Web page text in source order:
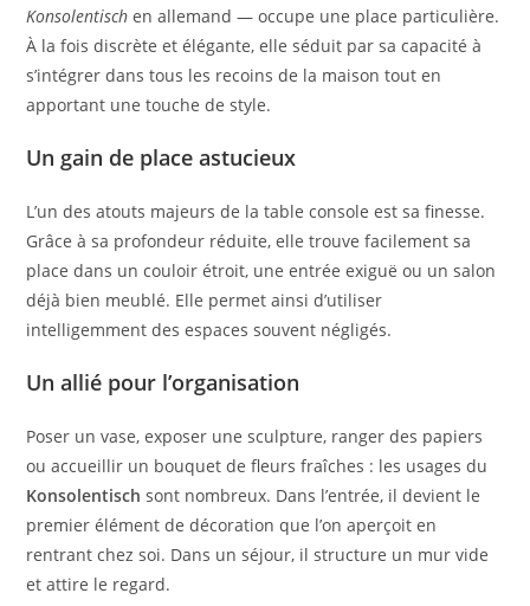
Konsolentisch en allemand — occupe une place particulière.
À la fois discrète et élégante, elle séduit par sa capacité à
s’intégrer dans tous les recoins de la maison tout en
apportant une touche de style.
Un gain de place astucieux
L’un des atouts majeurs de la table console est sa finesse.
Grâce à sa profondeur réduite, elle trouve facilement sa
place dans un couloir étroit, une entrée exiguë ou un salon
déjà bien meublé. Elle permet ainsi d’utiliser
intelligemment des espaces souvent négligés.
Un allié pour l’organisation
Poser un vase, exposer une sculpture, ranger des papiers
ou accueillir un bouquet de fleurs fraîches : les usages du
Konsolentisch sont nombreux. Dans l’entrée, il devient le
premier élément de décoration que l’on aperçoit en
rentrant chez soi. Dans un séjour, il structure un mur vide
et attire le regard.